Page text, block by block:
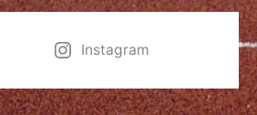
Instagram